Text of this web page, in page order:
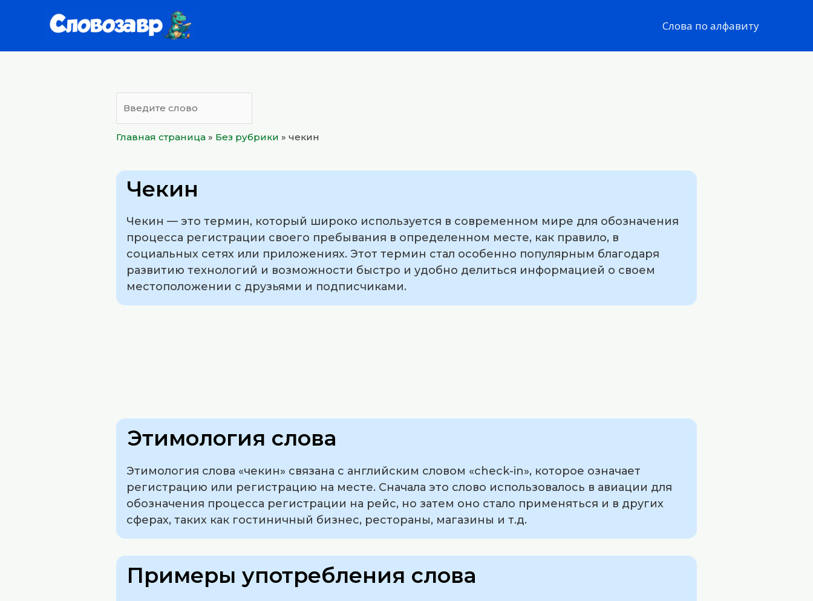
Слова по алфавиту
Главная страница » Без рубрики » чекин
Чекин
Чекин — это термин, который широко используется в современном мире для обозначения
процесса регистрации своего пребывания в определенном месте, как правило, в
социальных сетях или приложениях. Этот термин стал особенно популярным благодаря
развитию технологий и возможности быстро и удобно делиться информацией о своем
местоположении с друзьями и подписчиками.
Этимология слова
Этимология слова «чекин» связана с английским словом «check-in», которое означает
регистрацию или регистрацию на месте. Сначала это слово использовалось в авиации для
обозначения процесса регистрации на рейс, но затем оно стало применяться и в других
сферах, таких как гостиничный бизнес, рестораны, магазины и т.д.
Примеры употребления слова